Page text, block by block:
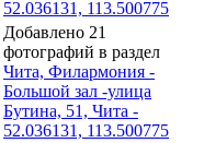
52.036131, 113.500775
Добавлено 21
фотографий в раздел
Чита, Филармония -
Большой зал -улица
Бутина, 51, Чита -
52.036131, 113.500775